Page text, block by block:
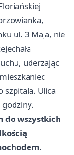
ul. 3 Maja, nie
uderzając
szpitala. Ulica
godziny.
do wszystkich